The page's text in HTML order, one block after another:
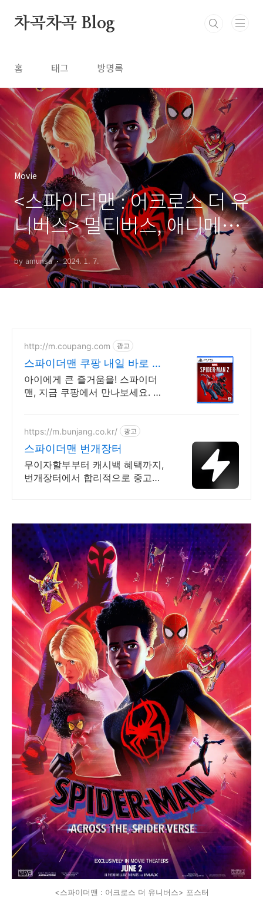
차곡차곡 Blog
홈 태그 방명록
Movie
<스파이더맨 : 어크로스 더 유
니버스> 멀티버스, 애니메이
션 기술, 이스터 에그
by amunsa 2024. 1. 7.
http://m.coupang.com 광고
스파이더맨 쿠팡 내일 바로 만
나는 피규어
아이에게 큰 즐거움을! 스파이더
맨, 지금 쿠팡에서 만나보세요. 캐
요.
https://m.bunjang.co.kr/ 광고
스파이더맨 번개장터
무이자할부부터 캐시백 혜택까지,
번개장터에서 합리적으로 중고거
<스파이더맨 : 어크로스 더 유니버스> 포스터